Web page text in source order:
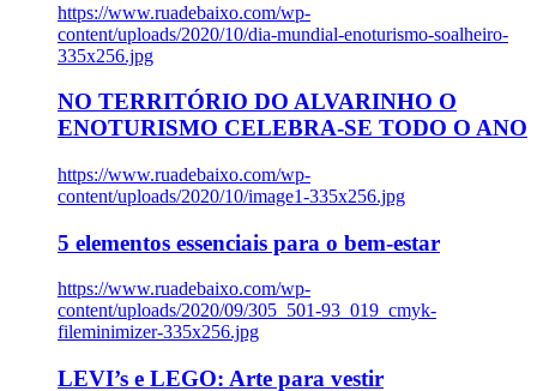
https://www.ruadebaixo.com/wp-
content/uploads/2020/10/dia-mundial-enoturismo-soalheiro-
335x256.jpg
NO TERRITÓRIO DO ALVARINHO O
ENOTURISMO CELEBRA-SE TODO O ANO
https://www.ruadebaixo.com/wp-
content/uploads/2020/10/image1-335x256.jpg
5 elementos essenciais para o bem-estar
https://www.ruadebaixo.com/wp-
content/uploads/2020/09/305_501-93_019_cmyk-
fileminimizer-335x256.jpg
LEVI’s e LEGO: Arte para vestir